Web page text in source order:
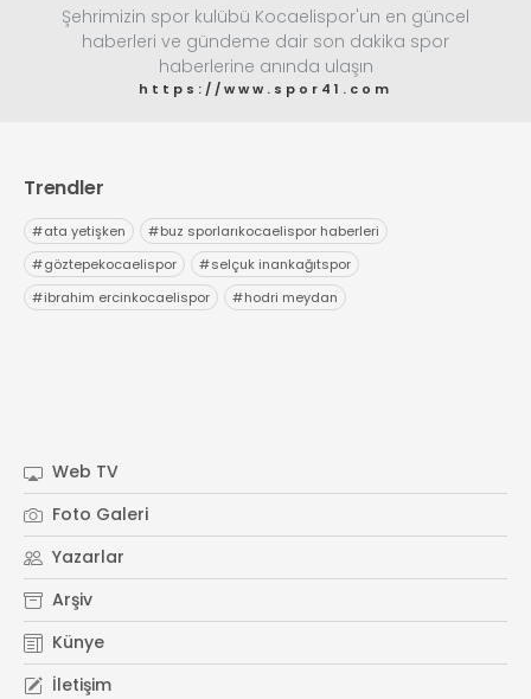
Şehrimizin spor kulübü Kocaelispor'un en güncel
haberleri ve gündeme dair son dakika spor
haberlerine anında ulaşın
https://www.spor41.com
Trendler
#ata yetişken #buz sporlarıkocaelispor haberleri
#göztepekocaelispor #selçuk inankağıtspor
#ibrahim ercinkocaelispor #hodri meydan
Web TV
Foto Galeri
Yazarlar
Arşiv
Künye
İletişim